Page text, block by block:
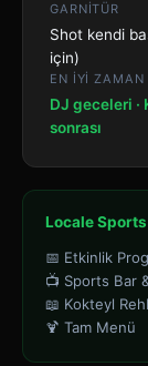
GARNITÜR
Shot kendi
için)
EN IYI ZAMAN
DJ geceleri ·
sonrası
Locale
📅 Etkinlik
📺 Sports Bar
📖 Kokteyl
🍹 Tam Menü